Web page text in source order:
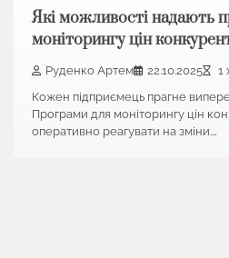
Які можливості надають
моніторингу цін
Руденко Артем 22.10.2025
1
Кожен підприємець прагне
Програми для моніторингу цін
оперативно реагувати на зміни.…